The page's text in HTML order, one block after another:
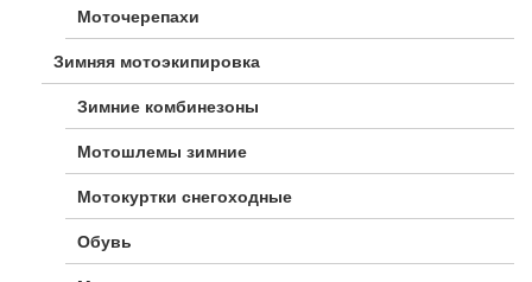
Моточерепахи
Зимняя мотоэкипировка
Зимние комбинезоны
Мотошлемы зимние
Мотокуртки снегоходные
Обувь